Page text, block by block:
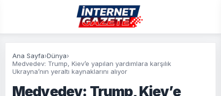
Ana Sayfa›Dünya›
Medvedev: Trump, Kiev’e yapılan yardımlara karşılık
Ukrayna’nın yeraltı kaynaklarını alıyor
Medvedev: Trump, Kiev’e